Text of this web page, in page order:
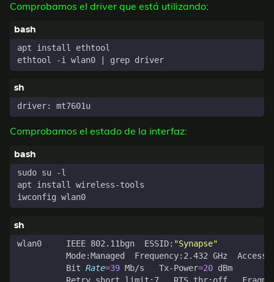
Comprobamos el driver que está utilizando:
ethtool -i wlan0
Comprobamos el estado de la interfaz:
wlan0     IEEE 802.11bgn  ESSID: "Synapse"
          Bit
Rate=39 Mb/s   Tx-Power=20